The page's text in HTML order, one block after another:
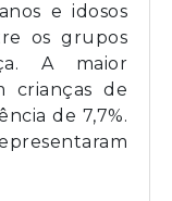
e idosos
os grupos
A maior
crianças de
de 7,7%.